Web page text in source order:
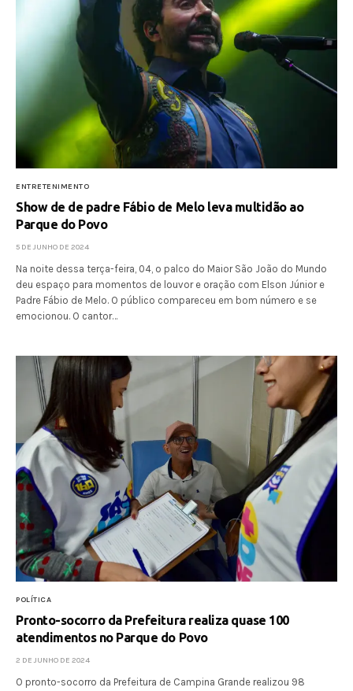
ENTRETENIMENTO
Show de de padre Fábio de Melo leva multidão ao
Parque do Povo
5 DE JUNHO DE 2024
Na noite dessa terça-feira, 04, o palco do Maior São João do Mundo
deu espaço para momentos de louvor e oração com Elson Júnior e
Padre Fábio de Melo. O público compareceu em bom número e se
emocionou. O cantor…
POLÍTICA
Pronto-socorro da Prefeitura realiza quase 100
atendimentos no Parque do Povo
2 DE JUNHO DE 2024
O pronto-socorro da Prefeitura de Campina Grande realizou 98